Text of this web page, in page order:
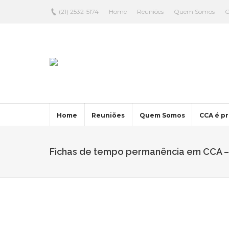
(21) 2532-5174 Home Reuniões Quem Somos
Home Reuniões Quem Somos CCA é
Fichas de tempo permanência em CCA